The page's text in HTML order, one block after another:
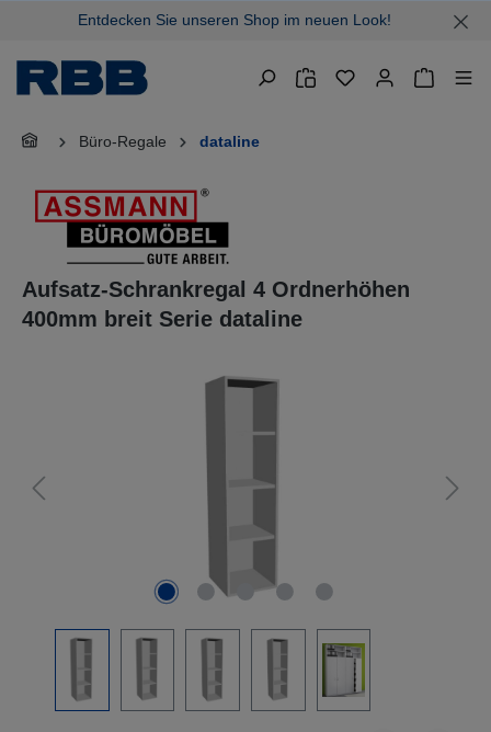
springenEntdecken Sie unseren Shop im neuen Look!
Büro-Regale dataline
Aufsatz-Schrankregal 4 Ordnerhöhen
400mm breit Serie dataline